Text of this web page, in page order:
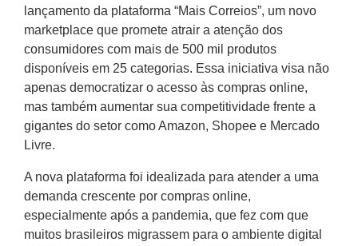
lançamento da plataforma “Mais Correios”, um novo
marketplace que promete atrair a atenção dos
consumidores com mais de 500 mil produtos
disponíveis em 25 categorias. Essa iniciativa visa não
apenas democratizar o acesso às compras online,
mas também aumentar sua competitividade frente a
gigantes do setor como Amazon, Shopee e Mercado
Livre.
A nova plataforma foi idealizada para atender a uma
demanda crescente por compras online,
especialmente após a pandemia, que fez com que
muitos brasileiros migrassem para o ambiente digital